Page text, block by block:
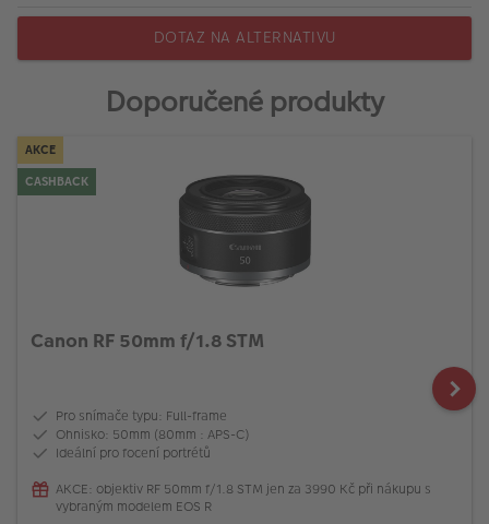
DOTAZ NA ALTERNATIVU
Doporučené produkty
AKCE
CASHBACK
Canon RF 50mm f/1.8 STM
Pro snímače typu: Full-frame
Ohnisko: 50mm (80mm : APS-C)
Ideální pro focení portrétů
AKCE: objektiv RF 50mm f/1.8 STM jen za 3990 Kč při nákupu s
vybraným modelem EOS R